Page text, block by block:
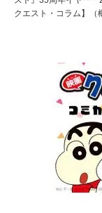
クエスト・コラム】（